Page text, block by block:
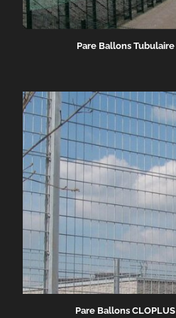
Pare Ballons Tubulaire
Pare Ballons CLOPLUS